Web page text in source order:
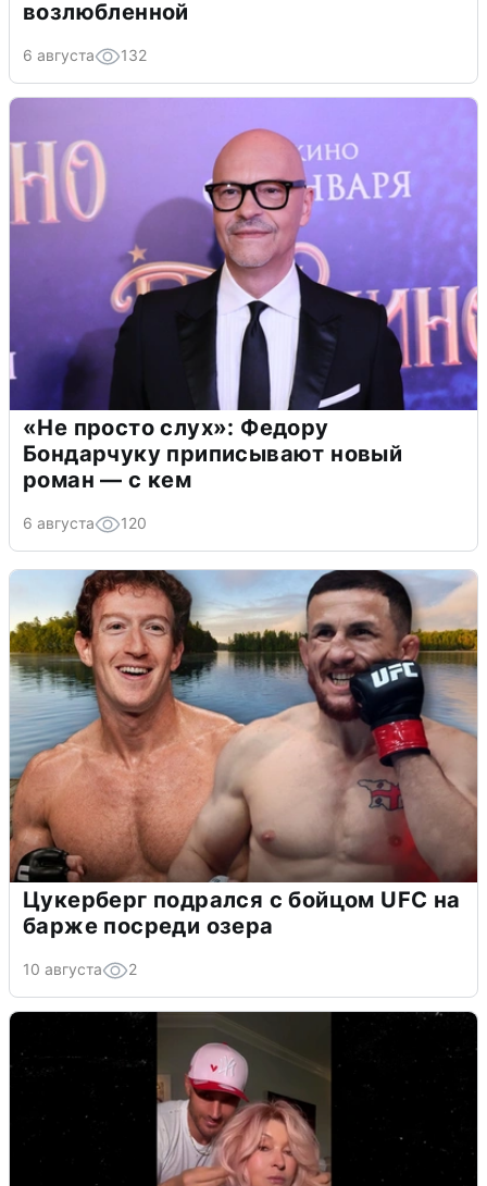
возлюбленной
6 августа 132
«Не просто слух»: Федору
Бондарчуку приписывают новый
роман — с кем
6 августа 120
Цукерберг подрался с бойцом UFC на
барже посреди озера
10 августа 2